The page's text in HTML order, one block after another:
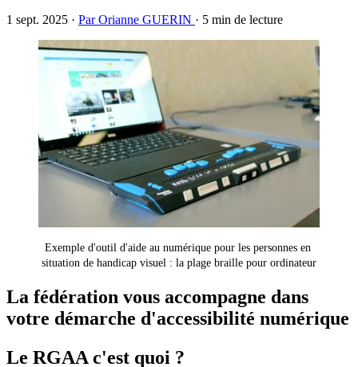
1 sept. 2025 · Par Orianne GUERIN · 5 min de lecture
Exemple d'outil d'aide au numérique pour les personnes en
situation de handicap visuel : la plage braille pour ordinateur
La fédération vous accompagne dans
votre démarche d'accessibilité numérique
Le RGAA c'est quoi ?